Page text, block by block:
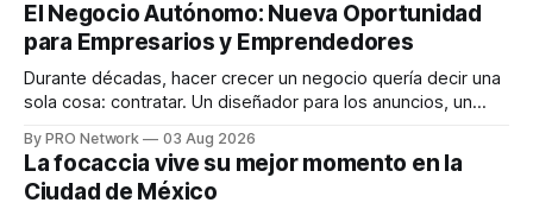
una entrevista para el podcast SER PRO, el especialista en
marketing digital explicó que
El Negocio Autónomo: Nueva Oportunidad
para Empresarios y Emprendedores
Durante décadas, hacer crecer un negocio quería decir una
sola cosa: contratar. Un diseñador para los anuncios, un
para los textos, alguien que supiera de publicidad digital
para encontrar prospectos, un vendedor para atender
llamadas y mensajes, y —con suerte— una persona
By PRO Network 03 Aug 2026
La focaccia vive su mejor momento en la
Ciudad de México